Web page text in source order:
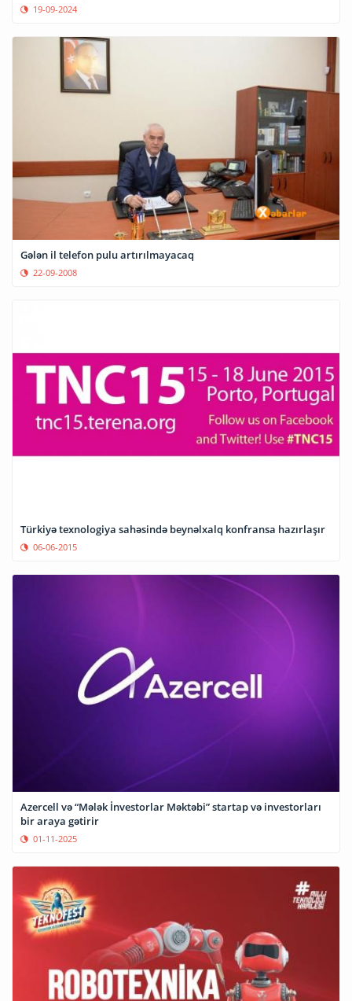
19-09-2024
Gələn il telefon pulu artırılmayacaq
22-09-2008
Türkiyə texnologiya sahəsində beynəlxalq konfransa hazırlaşır
06-06-2015
Azercell və “Mələk İnvestorlar Məktəbi” startap və investorları
bir araya gətirir
01-11-2025